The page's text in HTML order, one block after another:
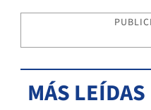
MÁS LEÍDAS